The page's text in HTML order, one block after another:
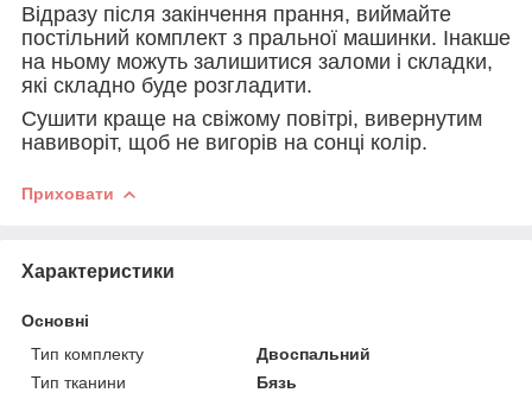
Відразу після закінчення прання, виймайте
постільний комплект з пральної машинки. Інакше
на ньому можуть залишитися заломи і складки,
які складно буде розгладити.
Сушити краще на свіжому повітрі, вивернутим
навиворіт, щоб не вигорів на сонці колір.
Приховати
Характеристики
Основні
Тип комплекту
Двоспальний
Тип тканини
Бязь